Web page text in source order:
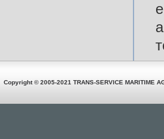
Copyright © 2005-2021 TRANS-SERVICE MARITIME